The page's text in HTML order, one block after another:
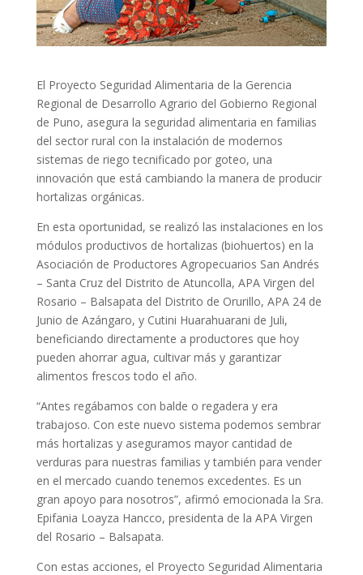
El Proyecto Seguridad Alimentaria de la Gerencia
Regional de Desarrollo Agrario del Gobierno Regional
de Puno, asegura la seguridad alimentaria en familias
del sector rural con la instalación de modernos
sistemas de riego tecnificado por goteo, una
innovación que está cambiando la manera de producir
hortalizas orgánicas.
En esta oportunidad, se realizó las instalaciones en los
módulos productivos de hortalizas (biohuertos) en la
Asociación de Productores Agropecuarios San Andrés
– Santa Cruz del Distrito de Atuncolla, APA Virgen del
Rosario – Balsapata del Distrito de Orurillo, APA 24 de
Junio de Azángaro, y Cutini Huarahuarani de Juli,
beneficiando directamente a productores que hoy
pueden ahorrar agua, cultivar más y garantizar
alimentos frescos todo el año.
“Antes regábamos con balde o regadera y era
trabajoso. Con este nuevo sistema podemos sembrar
más hortalizas y aseguramos mayor cantidad de
verduras para nuestras familias y también para vender
en el mercado cuando tenemos excedentes. Es un
gran apoyo para nosotros”, afirmó emocionada la Sra.
Epifania Loayza Hancco, presidenta de la APA Virgen
del Rosario – Balsapata.
Con estas acciones, el Proyecto Seguridad Alimentaria